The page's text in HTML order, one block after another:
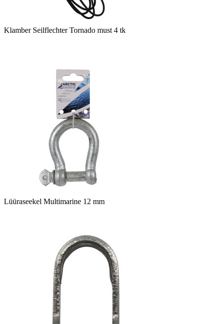
Klamber Seilflechter Tornado must 4 tk
Lüüraseekel Multimarine 12 mm